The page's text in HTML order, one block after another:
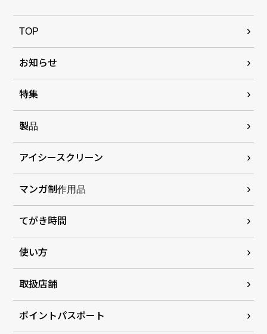
TOP
お知らせ
特集
製品
アイシースクリーン
マンガ制作用品
てがき時間
使い方
取扱店舗
ポイントパスポート